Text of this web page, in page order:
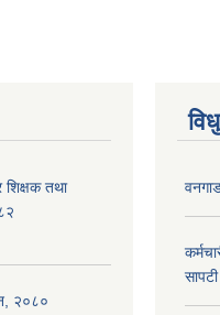
शिक्षक तथा
२०८०